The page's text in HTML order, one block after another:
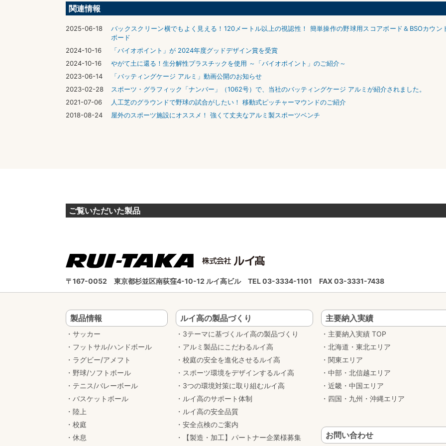
関連情報
2025-06-18
バックスクリーン横でもよく見える！120メートル以上の視認性！ 簡単操作の野球用スコアボード＆BSOカウン
ボード
2024-10-16
「バイオポイント」が 2024年度グッドデザイン賞を受賞
2024-10-16
やがて土に還る！生分解性プラスチックを使用 ～「バイオポイント」のご紹介～
2023-06-14
「バッティングケージ アルミ」動画公開のお知らせ
2023-02-28
スポーツ・グラフィック「ナンバー」（1062号）で、当社のバッティングケージ アルミが紹介されました。
2021-07-06
人工芝のグラウンドで野球の試合がしたい！ 移動式ピッチャーマウンドのご紹介
2018-08-24
屋外のスポーツ施設にオススメ！ 強くて丈夫なアルミ製スポーツベンチ
ご覧いただいた製品
〒167-0052 東京都杉並区南荻窪4-10-12 ルイ高ビル TEL 03-3334-1101 FAX 03-3331-7438
製品情報
サッカー
フットサル/ハンドボール
ラグビー/アメフト
野球/ソフトボール
テニス/バレーボール
バスケットボール
陸上
校庭
休息
ルイ高の製品づくり
3テーマに基づくルイ高の製品づくり
アルミ製品にこだわるルイ高
校庭の安全を進化させるルイ高
スポーツ環境をデザインするルイ高
3つの環境対策に取り組むルイ高
ルイ高のサポート体制
ルイ高の安全品質
安全点検のご案内
【製造・加工】パートナー企業様募集
主要納入実績
主要納入実績 TOP
北海道・東北エリア
関東エリア
中部・北信越エリア
近畿・中国エリア
四国・九州・沖縄エリア
お問い合わせ